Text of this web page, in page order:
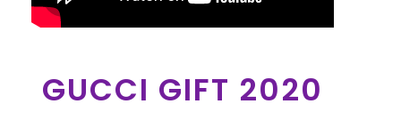
GUCCI GIFT 2020